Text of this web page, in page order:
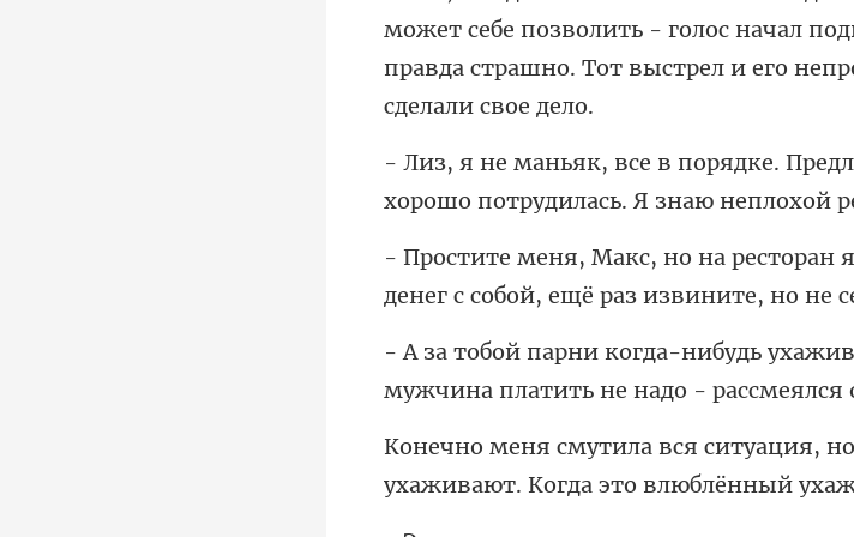
т себе позволить - голос начал
правда ст
хорошо потрудилась.
денег с
муж
ухаживают. Когда это вл